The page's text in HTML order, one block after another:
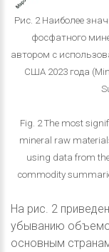
Рис. 2 Наиболее
фосфатного
автором с
США 2023 года
Fig. 2 The most
mineral raw
using data from
commodity
На рис. 2
убыванию
основным